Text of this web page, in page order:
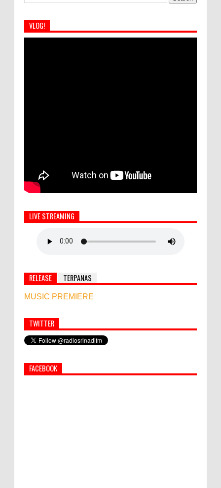
VLOG!
LIVE STREAMING
RELEASE TERPANAS
MUSIC PREMIERE
Simbol Persahabatan, RI Bangun Islamic Centre di
Afghanistan
PEMKAB KLUNGKUNG GELAR PASAR
TWITTER
FACEBOOK